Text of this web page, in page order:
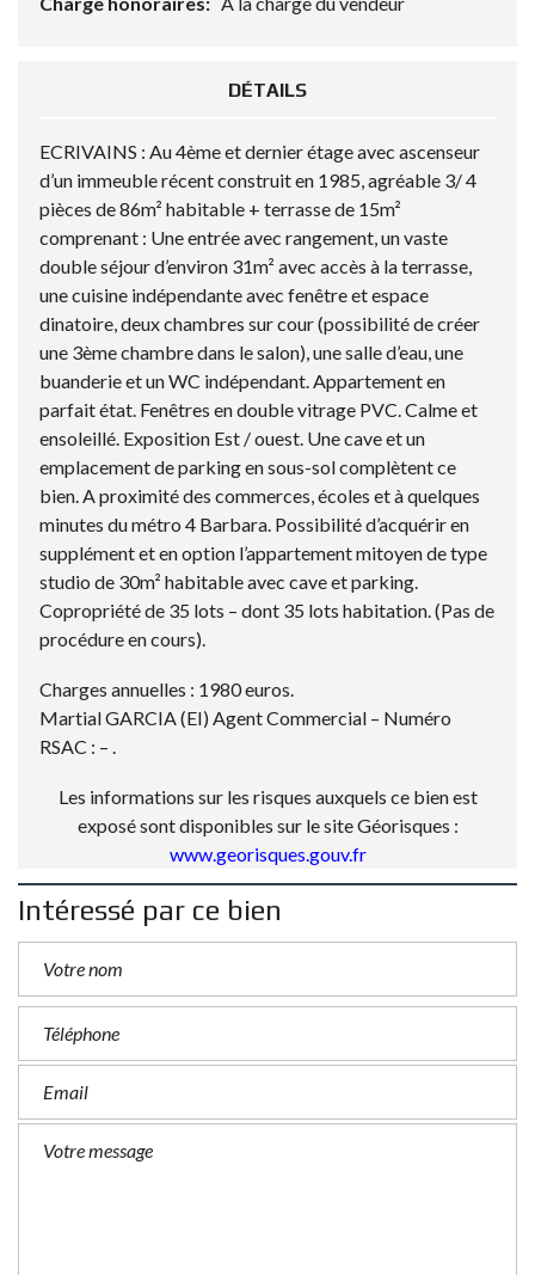
DÉTAILS
ECRIVAINS : Au 4ème et dernier étage avec ascenseur
d’un immeuble récent construit en 1985, agréable 3/ 4
pièces de 86m² habitable + terrasse de 15m²
comprenant : Une entrée avec rangement, un vaste
double séjour d’environ 31m² avec accès à la terrasse,
une cuisine indépendante avec fenêtre et espace
dinatoire, deux chambres sur cour (possibilité de créer
une 3ème chambre dans le salon), une salle d’eau, une
buanderie et un WC indépendant. Appartement en
parfait état. Fenêtres en double vitrage PVC. Calme et
ensoleillé. Exposition Est / ouest. Une cave et un
emplacement de parking en sous-sol complètent ce
bien. A proximité des commerces, écoles et à quelques
minutes du métro 4 Barbara. Possibilité d’acquérir en
supplément et en option l’appartement mitoyen de type
studio de 30m² habitable avec cave et parking.
Copropriété de 35 lots – dont 35 lots habitation. (Pas de
procédure en cours).
Charges annuelles : 1980 euros.
Martial GARCIA (EI) Agent Commercial – Numéro
RSAC : – .
Les informations sur les risques auxquels ce bien est
exposé sont disponibles sur le site Géorisques :
www.georisques.gouv.fr
Intéressé par ce bien
P
e
s